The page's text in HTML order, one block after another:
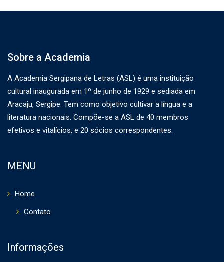
Sobre a Academia
A Academia Sergipana de Letras (ASL) é uma instituição
cultural inaugurada em 1º de junho de 1929 e sediada em
Aracaju, Sergipe. Tem como objetivo cultivar a língua e a
literatura nacionais. Compõe-se a ASL de 40 membros
efetivos e vitalícios, e 20 sócios correspondentes.
MENU
Home
Contato
Informações